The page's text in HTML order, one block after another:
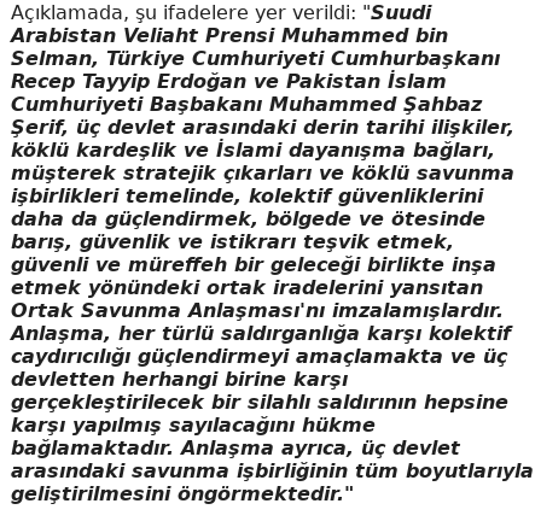
Açıklamada, şu ifadelere yer verildi: "Suudi
Arabistan Veliaht Prensi Muhammed bin
Selman, Türkiye Cumhuriyeti Cumhurbaşkanı
Recep Tayyip Erdoğan ve Pakistan İslam
Cumhuriyeti Başbakanı Muhammed Şahbaz
Şerif, üç devlet arasındaki derin tarihi ilişkiler,
köklü kardeşlik ve İslami dayanışma bağları,
müşterek stratejik çıkarları ve köklü savunma
işbirlikleri temelinde, kolektif güvenliklerini
daha da güçlendirmek, bölgede ve ötesinde
barış, güvenlik ve istikrarı teşvik etmek,
güvenli ve müreffeh bir geleceği birlikte inşa
etmek yönündeki ortak iradelerini yansıtan
Ortak Savunma Anlaşması'nı imzalamışlardır.
Anlaşma, her türlü saldırganlığa karşı kolektif
caydırıcılığı güçlendirmeyi amaçlamakta ve üç
devletten herhangi birine karşı
gerçekleştirilecek bir silahlı saldırının hepsine
karşı yapılmış sayılacağını hükme
bağlamaktadır. Anlaşma ayrıca, üç devlet
arasındaki savunma işbirliğinin tüm boyutlarıyla
geliştirilmesini öngörmektedir."